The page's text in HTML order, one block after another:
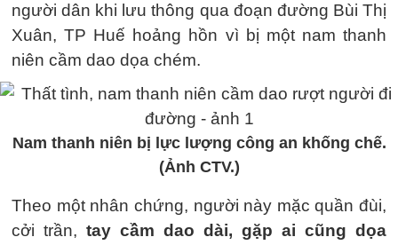
người dân khi lưu thông qua đoạn đường Bùi Thị
Xuân, TP Huế hoảng hồn vì bị một nam thanh
niên cầm dao dọa chém.
Nam thanh niên bị lực lượng công an khống chế.
(Ảnh CTV.)
Theo một nhân chứng, người này mặc quần đùi,
cởi trần, tay cầm dao dài, gặp ai cũng dọa